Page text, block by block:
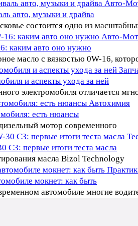
Авто-
авто, музыки и драйва
состоится одно из
Авто-
каким авто оно нужно
масло с вязкостью 0W-16,
и аспекты ухода за ней
электромобиля отличается
Автохимия
есть нюансы
мотор современного
C3: первые итоги теста масла
масла Bizol Technology
мокнет: как быть
автомобиле многие